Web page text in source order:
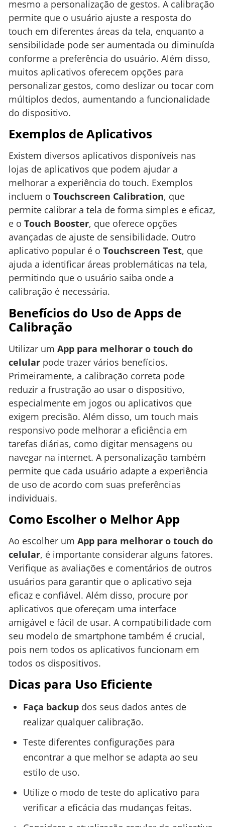
mesmo a personalização de gestos. A calibração
permite que o usuário ajuste a resposta do
touch em diferentes áreas da tela, enquanto a
sensibilidade pode ser aumentada ou diminuída
conforme a preferência do usuário. Além disso,
muitos aplicativos oferecem opções para
personalizar gestos, como deslizar ou tocar com
múltiplos dedos, aumentando a funcionalidade
do dispositivo.
Exemplos de Aplicativos
Existem diversos aplicativos disponíveis nas
lojas de aplicativos que podem ajudar a
melhorar a experiência do touch. Exemplos
incluem o Touchscreen Calibration, que
permite calibrar a tela de forma simples e eficaz,
e o Touch Booster, que oferece opções
avançadas de ajuste de sensibilidade. Outro
aplicativo popular é o Touchscreen Test, que
ajuda a identificar áreas problemáticas na tela,
permitindo que o usuário saiba onde a
calibração é necessária.
Benefícios do Uso de Apps de
Calibração
Utilizar um App para melhorar o touch do
celular pode trazer vários benefícios.
Primeiramente, a calibração correta pode
reduzir a frustração ao usar o dispositivo,
especialmente em jogos ou aplicativos que
exigem precisão. Além disso, um touch mais
responsivo pode melhorar a eficiência em
tarefas diárias, como digitar mensagens ou
navegar na internet. A personalização também
permite que cada usuário adapte a experiência
de uso de acordo com suas preferências
individuais.
Como Escolher o Melhor App
Ao escolher um App para melhorar o touch do
celular, é importante considerar alguns fatores.
Verifique as avaliações e comentários de outros
usuários para garantir que o aplicativo seja
eficaz e confiável. Além disso, procure por
aplicativos que ofereçam uma interface
amigável e fácil de usar. A compatibilidade com
seu modelo de smartphone também é crucial,
pois nem todos os aplicativos funcionam em
todos os dispositivos.
Dicas para Uso Eficiente
Faça backupdos seus dados antes de
realizar qualquer calibração.
Teste diferentes configurações para
encontrar a que melhor se adapta ao seu
estilo de uso.
Utilize o modo de teste do aplicativo para
verificar a eficácia das mudanças feitas.